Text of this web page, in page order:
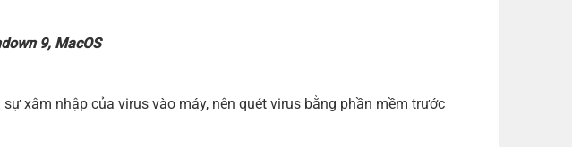
9, MacOS
xâm nhập của virus vào máy, nên quét virus bằng phần mềm trước